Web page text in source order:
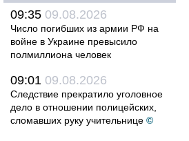
09:35 09.08.2026
Число погибших из армии РФ на
войне в Украине превысило
полмиллиона человек
09:01 09.08.2026
Следствие прекратило уголовное
дело в отношении полицейских,
сломавших руку учительнице ©